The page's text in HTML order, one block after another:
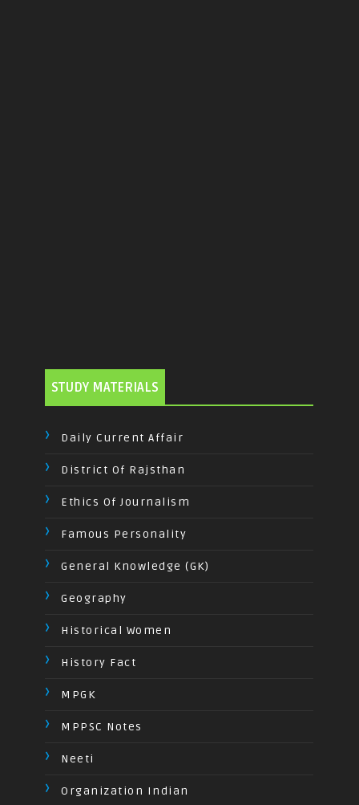
STUDY MATERIALS
Daily Current Affair
District Of Rajsthan
Ethics Of Journalism
Famous Personality
General Knowledge (GK)
Geography
Historical Women
History Fact
MPGK
MPPSC Notes
Neeti
Organization Indian